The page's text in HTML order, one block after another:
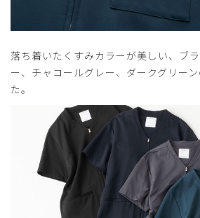
役に立った
購入確認済み
40代 身長: 161-165cm 体重:
座った時の記事のたわみがめだちます。
前後でのなので、難しいでしょうが、
ド側の方がよかったです。
また、二重ポケットは選べるか、両方
たと思います。（きき手や好みもある
落ち着いたくすみカラーが美しい、ブ
ー、チャコールグレー、ダークグリー
た。